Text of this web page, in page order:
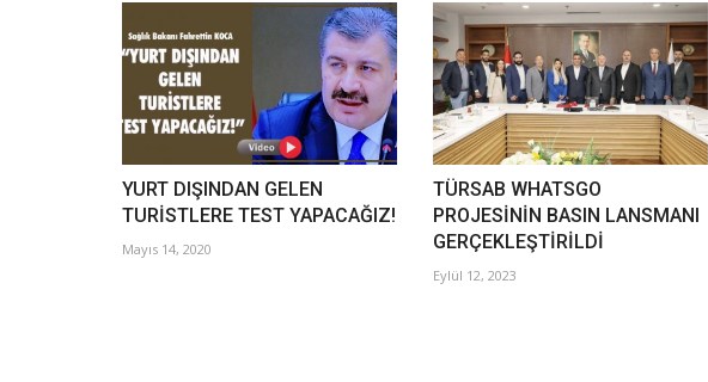
YURT DIŞINDAN GELEN
TURİSTLERE TEST YAPACAĞIZ!
Mayıs 14, 2020
TÜRSAB WHATSGO
PROJESİNİN BASIN LANSMANI
GERÇEKLEŞTİRİLDİ
Eylül 12, 2023